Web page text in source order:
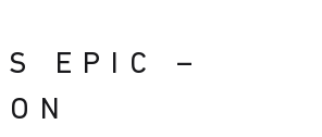
EPIC –